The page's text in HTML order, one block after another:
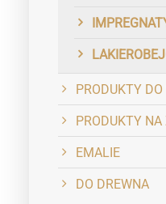
PRODUKTY
PRODUKTY
EMALIE
DO DREWNA